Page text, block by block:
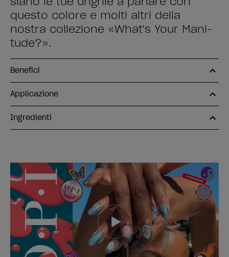
questo colore e molti altri della
nostra collezione «What's Your Mani-
tude?».
Benefici
Applicazione
Ingredienti